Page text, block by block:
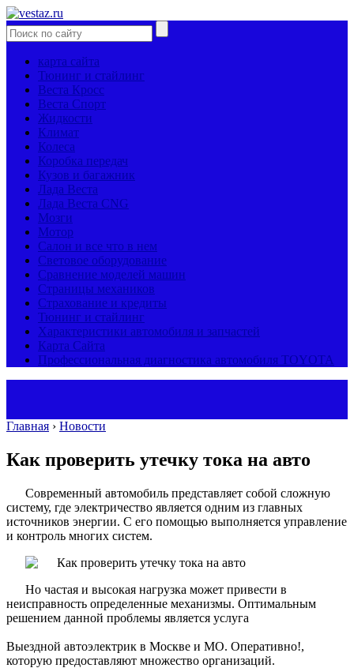
карта сайта
Тюнинг и стайлинг
Веста Кросс
Веста Спорт
Жидкости
Климат
Колеса
Коробка передач
Кузов и багажник
Лада Веста
Лада Веста CNG
Мозги
Мотор
Салон и все что в нем
Световое оборудование
Сравнение моделей машин
Страницы механиков
Страхование и кредиты
Тюнинг и стайлинг
Характеристики автомобиля и запчастей
Карта Сайта
Профессиональная диагностика автомобиля TOYOTA
Главная › Новости
Как проверить утечку тока на авто
Современный автомобиль представляет собой сложную
систему, где электричество является одним из главных
источников энергии. С его помощью выполняется управление
и контроль многих систем.
Но частая и высокая нагрузка может привести в
неисправность определенные механизмы. Оптимальным
решением данной проблемы является услуга
Выездной автоэлектрик в Москве и МО. Оперативно!,
которую предоставляют множество организаций.